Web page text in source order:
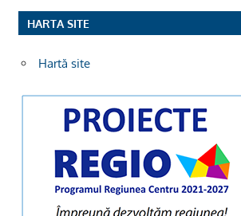
HARTA SITE
Hartă site